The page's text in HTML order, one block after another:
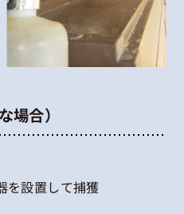
場合）
を設置して捕獲